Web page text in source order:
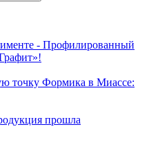
- Профилированный
точку Формика в Миассе:
прошла